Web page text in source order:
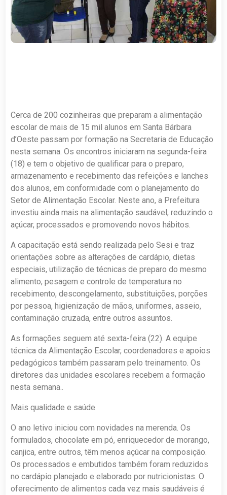
Cerca de 200 cozinheiras que preparam a alimentação
escolar de mais de 15 mil alunos em Santa Bárbara
d’Oeste passam por formação na Secretaria de Educação
nesta semana. Os encontros iniciaram na segunda-feira
(18) e tem o objetivo de qualificar para o preparo,
armazenamento e recebimento das refeições e lanches
dos alunos, em conformidade com o planejamento do
Setor de Alimentação Escolar. Neste ano, a Prefeitura
investiu ainda mais na alimentação saudável, reduzindo o
açúcar, processados e promovendo novos hábitos.
A capacitação está sendo realizada pelo Sesi e traz
orientações sobre as alterações de cardápio, dietas
especiais, utilização de técnicas de preparo do mesmo
alimento, pesagem e controle de temperatura no
recebimento, descongelamento, substituições, porções
por pessoa, higienização de mãos, uniformes, asseio,
contaminação cruzada, entre outros assuntos.
As formações seguem até sexta-feira (22). A equipe
técnica da Alimentação Escolar, coordenadores e apoios
pedagógicos também passaram pelo treinamento. Os
diretores das unidades escolares recebem a formação
nesta semana..
Mais qualidade e saúde
O ano letivo iniciou com novidades na merenda. Os
formulados, chocolate em pó, enriquecedor de morango,
canjica, entre outros, têm menos açúcar na composição.
Os processados e embutidos também foram reduzidos
no cardápio planejado e elaborado por nutricionistas. O
oferecimento de alimentos cada vez mais saudáveis é